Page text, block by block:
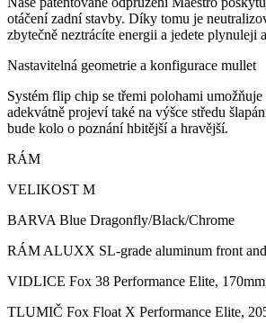
otáčení zadní stavby. Díky tomu je
zbytečně neztrácíte energii a jedete plynuleji
Nastavitelná geometrie a konfigurace mullet
Systém flip chip se třemi polohami
adekvátně projeví také na výšce středu
bude kolo o poznání hbitější a hravější.
RÁM
VELIKOST M
BARVA Blue Dragonfly/Black/Chrome
RÁM ALUXX SL-grade aluminum front and
VIDLICE Fox 38 Performance Elite,
TLUMIČ Fox Float X Performance Elite,